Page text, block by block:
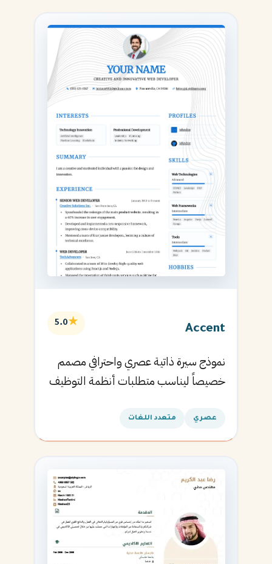
Accent
★
5.0
نموذج سيرة ذاتية عصري واحترافي مصمم
خصيصاً ليناسب متطلبات أنظمة التوظيف
القادمة.
عصري متعدد اللغات